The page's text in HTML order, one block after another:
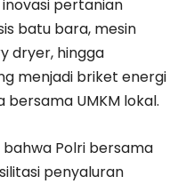
pertanian
batu bara, mesin
dryer, hingga
menjadi briket energi
UMKM lokal.
Polri bersama
penyaluran